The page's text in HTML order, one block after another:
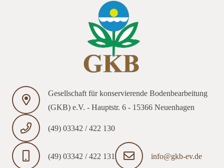
Gesellschaft für konservierende Bodenbearbeitung
(GKB) e.V. - Hauptstr. 6 - 15366 Neuenhagen
(49) 03342 / 422 130
(49) 03342 / 422 131 info@gkb-ev.de